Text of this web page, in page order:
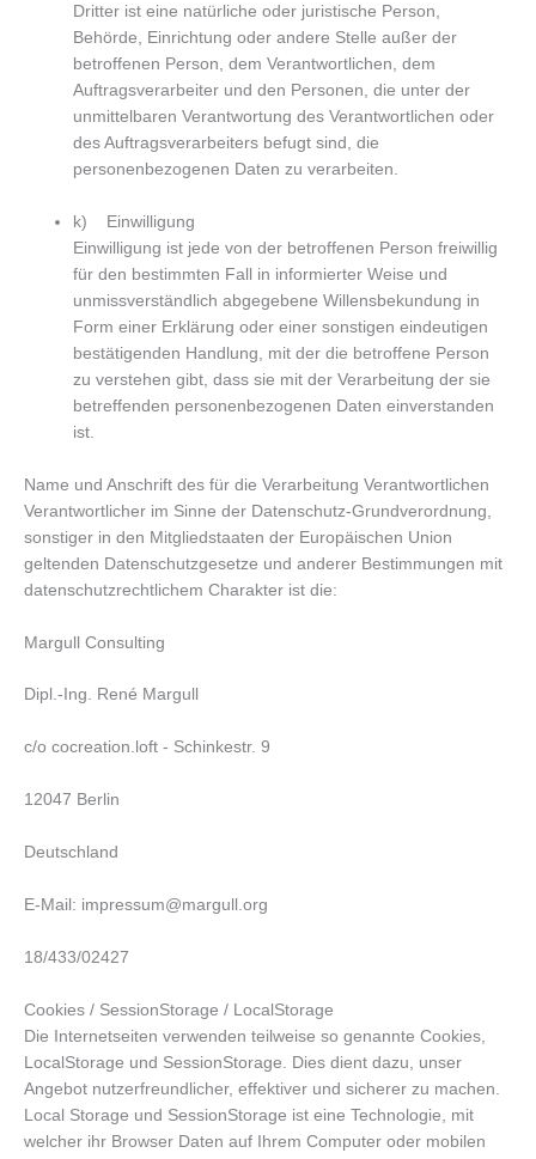
Dritter ist eine natürliche oder juristische Person,
Behörde, Einrichtung oder andere Stelle außer der
betroffenen Person, dem Verantwortlichen, dem
Auftragsverarbeiter und den Personen, die unter der
unmittelbaren Verantwortung des Verantwortlichen oder
des Auftragsverarbeiters befugt sind, die
personenbezogenen Daten zu verarbeiten.
k) Einwilligung
Einwilligung ist jede von der betroffenen Person freiwillig
für den bestimmten Fall in informierter Weise und
unmissverständlich abgegebene Willensbekundung in
Form einer Erklärung oder einer sonstigen eindeutigen
bestätigenden Handlung, mit der die betroffene Person
zu verstehen gibt, dass sie mit der Verarbeitung der sie
betreffenden personenbezogenen Daten einverstanden
ist.
Name und Anschrift des für die Verarbeitung Verantwortlichen
Verantwortlicher im Sinne der Datenschutz-Grundverordnung,
sonstiger in den Mitgliedstaaten der Europäischen Union
geltenden Datenschutzgesetze und anderer Bestimmungen mit
datenschutzrechtlichem Charakter ist die:
Margull Consulting
Dipl.-Ing. René Margull
c/o cocreation.loft - Schinkestr. 9
12047 Berlin
Deutschland
E-Mail: impressum@margull.org
18/433/02427
Cookies / SessionStorage / LocalStorage
Die Internetseiten verwenden teilweise so genannte Cookies,
LocalStorage und SessionStorage. Dies dient dazu, unser
Angebot nutzerfreundlicher, effektiver und sicherer zu machen.
Local Storage und SessionStorage ist eine Technologie, mit
welcher ihr Browser Daten auf Ihrem Computer oder mobilen